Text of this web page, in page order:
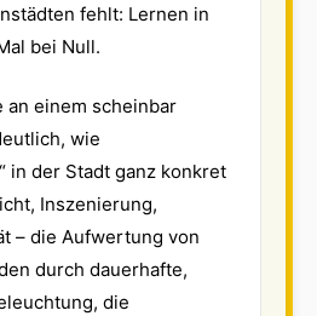
fehlt: Lernen in
bei Null.
an einem scheinbar
wie
in der Stadt ganz konkret
Inszenierung,
– die Aufwertung von
durch dauerhafte,
die